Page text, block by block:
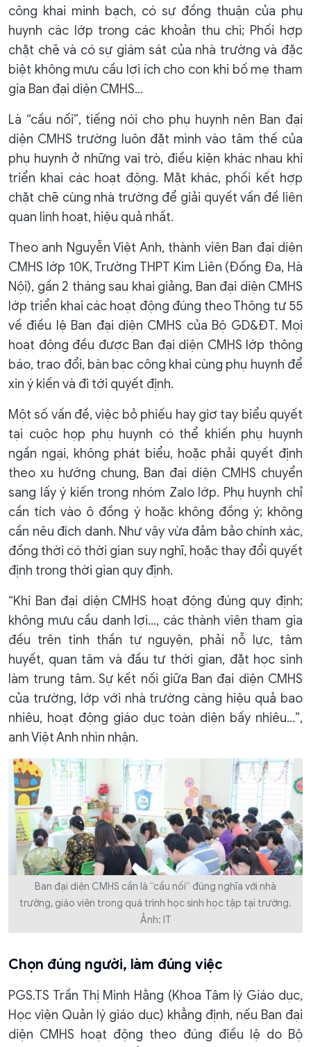
công khai minh bạch, có sự đồng thuận của phụ
huynh các lớp trong các khoản thu chi; Phối hợp
chặt chẽ và có sự giám sát của nhà trường và đặc
biệt không mưu cầu lợi ích cho con khi bố mẹ tham
gia Ban đại diện CMHS…
Là “cầu nối”, tiếng nói cho phụ huynh nên Ban đại
diện CMHS trường luôn đặt mình vào tâm thế của
phụ huynh ở những vai trò, điều kiện khác nhau khi
triển khai các hoạt động. Mặt khác, phối kết hợp
chặt chẽ cùng nhà trường để giải quyết vấn đề liên
quan linh hoạt, hiệu quả nhất.
Theo anh Nguyễn Việt Anh, thành viên Ban đại diện
CMHS lớp 10K, Trường THPT Kim Liên (Đống Đa, Hà
Nội), gần 2 tháng sau khai giảng, Ban đại diện CMHS
lớp triển khai các hoạt động đúng theo Thông tư 55
về điều lệ Ban đại diện CMHS của Bộ GD&ĐT. Mọi
hoạt động đều được Ban đại diện CMHS lớp thông
báo, trao đổi, bàn bạc công khai cùng phụ huynh để
xin ý kiến và đi tới quyết định.
Một số vấn đề, việc bỏ phiếu hay giơ tay biểu quyết
tại cuộc họp phụ huynh có thể khiến phụ huynh
ngần ngại, không phát biểu, hoặc phải quyết định
theo xu hướng chung, Ban đại diện CMHS chuyển
sang lấy ý kiến trong nhóm Zalo lớp. Phụ huynh chỉ
cần tích vào ô đồng ý hoặc không đồng ý; không
cần nêu đích danh. Như vậy vừa đảm bảo chính xác,
đồng thời có thời gian suy nghĩ, hoặc thay đổi quyết
định trong thời gian quy định.
“Khi Ban đại diện CMHS hoạt động đúng quy định;
không mưu cầu danh lợi…, các thành viên tham gia
đều trên tinh thần tự nguyện, phải nỗ lực, tâm
huyết, quan tâm và đầu tư thời gian, đặt học sinh
làm trung tâm. Sự kết nối giữa Ban đại diện CMHS
của trường, lớp với nhà trường càng hiệu quả bao
nhiêu, hoạt động giáo dục toàn diện bấy nhiêu…”,
anh Việt Anh nhìn nhận.
Ban đại diện CMHS cần là “cầu nối” đúng nghĩa với nhà
trường, giáo viên trong quá trình học sinh học tập tại trường.
Ảnh: IT
Chọn đúng người, làm đúng việc
PGS.TS Trần Thị Minh Hằng (Khoa Tâm lý Giáo dục,
Học viện Quản lý giáo dục) khẳng định, nếu Ban đại
diện CMHS hoạt động theo đúng điều lệ do Bộ